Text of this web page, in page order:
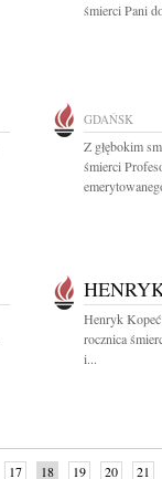
śmierci Pani
GDAŃSK
Z głębokim
śmierci
Henryk
rocznica
i...
17 18 19 20 21